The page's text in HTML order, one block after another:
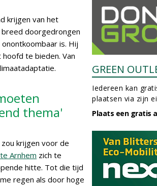
krijgen van het
doorgedrongen
is. Hij
te bieden. Van
thema'
krijgen voor de
Arnhem zich te
hitte. Tot die tijd
regen als door hoge
GREEN
Iedereen kan
plaatsen via zijn
Plaats een gratis